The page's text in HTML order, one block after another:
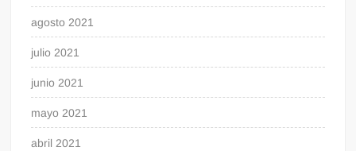
agosto 2021
julio 2021
junio 2021
mayo 2021
abril 2021